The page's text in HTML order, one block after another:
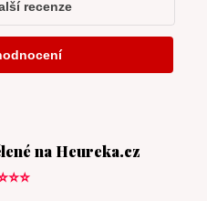
na Heureka.cz